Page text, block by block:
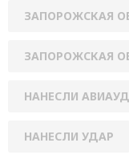
ЗАПОРОЖСКАЯ
ЗАПОРОЖСКАЯ
НАНЕСЛИ
НАНЕСЛИ УДАР